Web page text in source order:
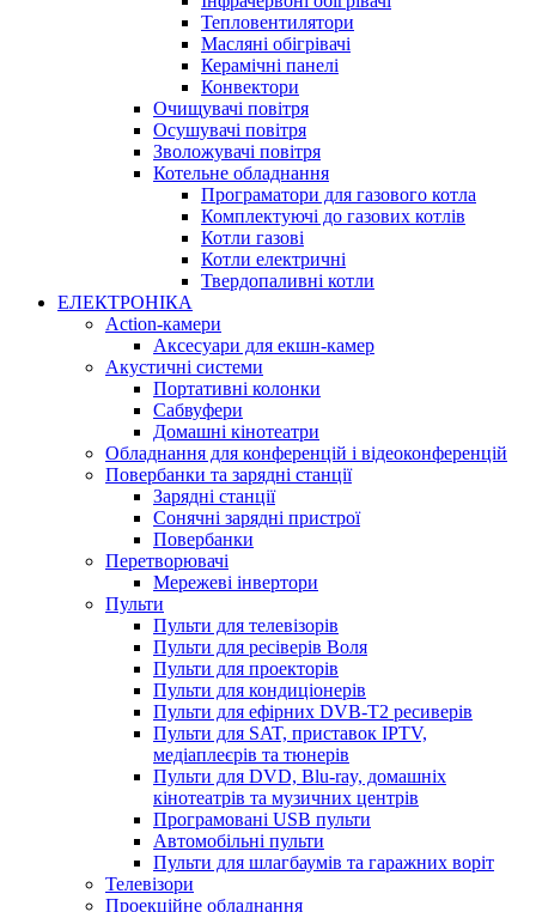
Тепловентилятори
Масляні обігрівачі
Керамічні панелі
Конвектори
Очищувачі повітря
Осушувачі повітря
Зволожувачі повітря
Котельне обладнання
Програматори для газового котла
Комплектуючі до газових котлів
Котли газові
Котли електричні
Твердопаливні котли
ЕЛЕКТРОНІКА
Action-камери
Аксесуари для екшн-камер
Акустичні системи
Портативні колонки
Сабвуфери
Домашні кінотеатри
Обладнання для конференцій і відеоконференцій
Повербанки та зарядні станції
Зарядні станції
Сонячні зарядні пристрої
Повербанки
Перетворювачі
Мережеві інвертори
Пульти
Пульти для телевізорів
Пульти для ресіверів Воля
Пульти для проекторів
Пульти для кондиціонерів
Пульти для ефірних DVB-T2 ресиверів
Пульти для SAT, приставок IPTV,
медіаплеєрів та тюнерів
Пульти для DVD, Blu-ray, домашніх
кінотеатрів та музичних центрів
Програмовані USB пульти
Автомобільні пульти
Пульти для шлагбаумів та гаражних воріт
Телевізори
Проекційне обладнання